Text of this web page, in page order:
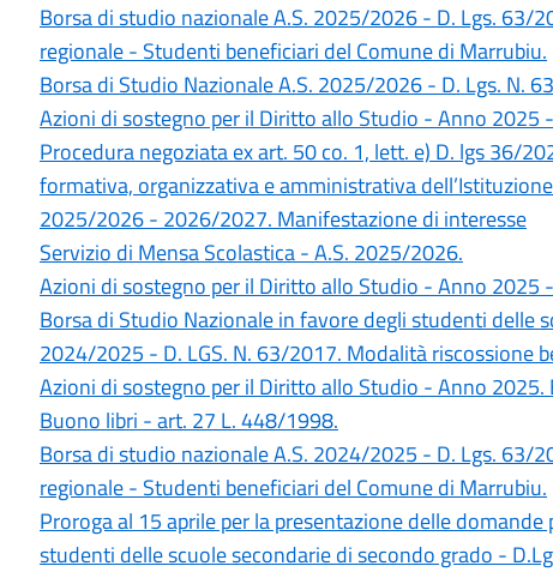
Borsa di studio nazionale A.S. 2025/2026 - D. Lgs. 63/
regionale - Studenti beneficiari del Comune di Marrubiu.
Borsa di Studio Nazionale A.S. 2025/2026 - D. Lgs. N.
Azioni di sostegno per il Diritto allo Studio - Anno 2025
Procedura negoziata ex art. 50 co. 1, lett. e) D. lgs 36/
formativa, organizzativa e amministrativa dell’Istituzione
2025/2026 - 2026/2027. Manifestazione di interesse
Servizio di Mensa Scolastica - A.S. 2025/2026.
Azioni di sostegno per il Diritto allo Studio - Anno 2025
Borsa di Studio Nazionale in favore degli studenti delle
2024/2025 - D. LGS. N. 63/2017. Modalità riscossione
Azioni di sostegno per il Diritto allo Studio - Anno
Buono libri - art. 27 L. 448/1998.
Borsa di studio nazionale A.S. 2024/2025 - D. Lgs. 63/
regionale - Studenti beneficiari del Comune di Marrubiu.
Proroga al 15 aprile per la presentazione delle
studenti delle scuole secondarie di secondo grado -